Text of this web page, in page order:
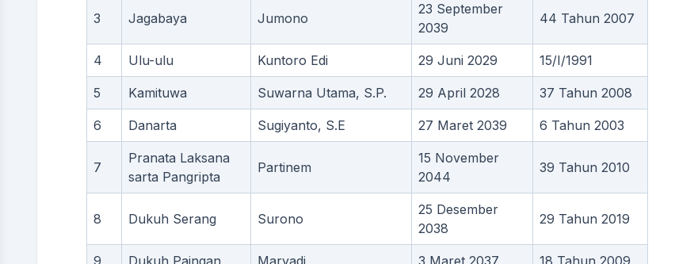
3 Jagabaya Jumono
23 September
2039
44 Tahun 2007
4 Ulu-ulu Kuntoro Edi 29 Juni 2029 15/I/1991
5 Kamituwa Suwarna Utama, S.P. 29 April 2028 37 Tahun 2008
6 Danarta Sugiyanto, S.E 27 Maret 2039 6 Tahun 2003
7
Pranata Laksana
sarta Pangripta
Partinem
15 November
2044
39 Tahun 2010
8 Dukuh Serang Surono
25 Desember
2038
29 Tahun 2019
9 Dukuh Paingan Maryadi 3 Maret 2037 18 Tahun 2009